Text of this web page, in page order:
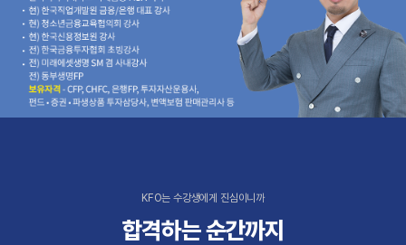
KFO는 수강생에게 진심이니까
합격하는 순간까지